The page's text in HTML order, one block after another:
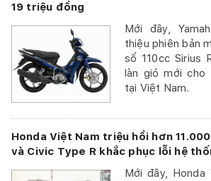
19 triệu đồng
Mới đây,
thiệu phiên bản
số 110cc Sirius
làn gió mới
tại Việt Nam.
Honda Việt Nam triệu hồi hơn
và Civic Type R khắc phục lỗi hệ
Mới đây,